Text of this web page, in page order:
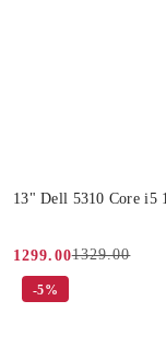
13" Dell 5310 Core i5
Cena
promocyjna:
1299.00
Cena
przed
1329.00
-5%